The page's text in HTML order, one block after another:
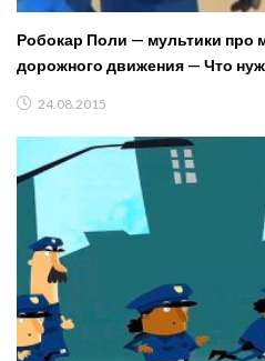
Робокар Поли — мультики про
дорожного движения — Что
24.08.2015